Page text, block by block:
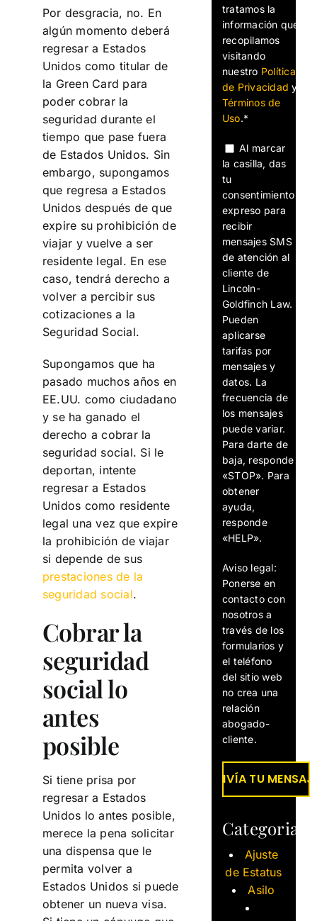
Por desgracia, no. En
algún momento deberá
regresar a Estados
Unidos como titular de
la Green Card para
poder cobrar la
seguridad durante el
tiempo que pase fuera
de Estados Unidos. Sin
embargo, supongamos
que regresa a Estados
Unidos después de que
expire su prohibición de
viajar y vuelve a ser
residente legal. En ese
caso, tendrá derecho a
volver a percibir sus
cotizaciones a la
Seguridad Social.
Supongamos que ha
pasado muchos años en
EE.UU. como ciudadano
y se ha ganado el
derecho a cobrar la
seguridad social. Si le
deportan, intente
regresar a Estados
Unidos como residente
legal una vez que expire
la prohibición de viajar
si depende de sus
prestaciones de la
seguridad social.
Cobrar la
seguridad
social lo
antes
posible
Si tiene prisa por
regresar a Estados
Unidos lo antes posible,
merece la pena solicitar
una dispensa que le
permita volver a
Estados Unidos si puede
obtener un nueva visa.
tratamos la
información que
recopilamos
visitando
nuestro Política
de Privacidad y
Términos de
Uso.*
Al marcar
la casilla, das
tu
consentimiento
expreso para
recibir
mensajes SMS
de atención al
cliente de
Lincoln-
Goldfinch Law.
Pueden
aplicarse
tarifas por
mensajes y
datos. La
frecuencia de
los mensajes
puede variar.
Para darte de
baja, responde
«STOP». Para
obtener
ayuda,
responde
«HELP».
Aviso legal:
Ponerse en
contacto con
nosotros a
través de los
formularios y
el teléfono
del sitio web
no crea una
relación
abogado-
cliente.
Categorias
Ajuste
de Estatus
Asilo